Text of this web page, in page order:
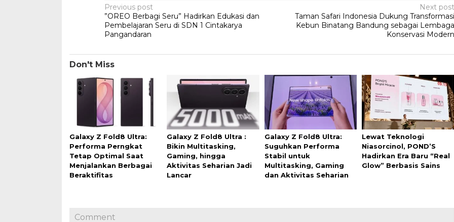
Post
navigation
Previous post
”OREO Berbagi Seru” Hadirkan Edukasi dan
Pembelajaran Seru di SDN 1 Cintakarya
Pangandaran
Next post
Taman Safari Indonesia Dukung Transformasi
Kebun Binatang Bandung sebagai Lembaga
Konservasi Modern
Don't Miss
Galaxy Z Fold8 Ultra:
Performa Perngkat
Tetap Optimal Saat
Menjalankan Berbagai
Beraktifitas
Galaxy Z Fold8 Ultra :
Bikin Multitasking,
Gaming, hingga
Aktivitas Seharian Jadi
Lancar
Galaxy Z Fold8 Ultra:
Suguhkan Performa
Stabil untuk
Multitasking, Gaming
dan Aktivitas Seharian
Lewat Teknologi
Niasorcinol, POND’S
Hadirkan Era Baru “Real
Glow” Berbasis Sains
Comment